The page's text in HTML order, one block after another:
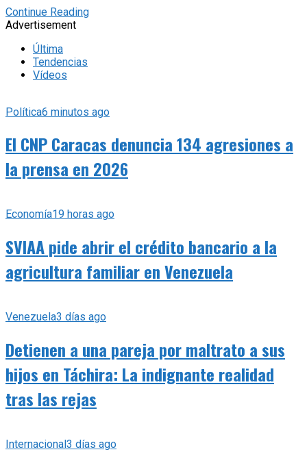
Continue Reading
Advertisement
Última
Tendencias
Vídeos
Política6 minutos ago
El CNP Caracas denuncia 134 agresiones a
la prensa en 2026
Economía19 horas ago
SVIAA pide abrir el crédito bancario a la
agricultura familiar en Venezuela
Venezuela3 días ago
Detienen a una pareja por maltrato a sus
hijos en Táchira: La indignante realidad
tras las rejas
Internacional3 días ago